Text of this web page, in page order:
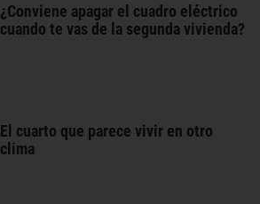
¿Conviene apagar el cuadro eléctrico
cuando te vas de la segunda vivienda?
El cuarto que parece vivir en otro
clima